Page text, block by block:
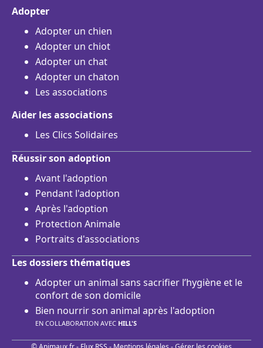
Adopter
Adopter un chien
Adopter un chiot
Adopter un chat
Adopter un chaton
Les associations
Aider les associations
Les Clics Solidaires
Réussir son adoption
Avant l'adoption
Pendant l'adoption
Après l'adoption
Protection Animale
Portraits d'associations
Les dossiers thématiques
Adopter un animal sans sacrifier l’hygiène et le
confort de son domicile
Bien nourrir son animal après l'adoption
EN COLLABORATION AVEC HILL'S